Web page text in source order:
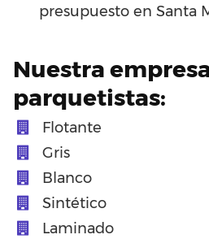
presupuesto en Santa
Nuestra
parquetistas:
Flotante
Gris
Blanco
Sintético
Laminado